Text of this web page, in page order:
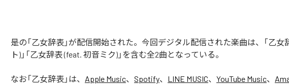
是の「乙女辞表」が配信開始された。今回デジタル配信された楽曲は、「乙女
ト)」「乙女辞表 (feat. 初音ミク)」を含む全2曲となっている。
なお「乙女辞表 」は、 Apple Music、 Spotify、 LINE MUSIC、 YouTube Music、